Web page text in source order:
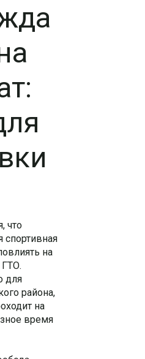
что
спортивная
на
для
района,
на
время